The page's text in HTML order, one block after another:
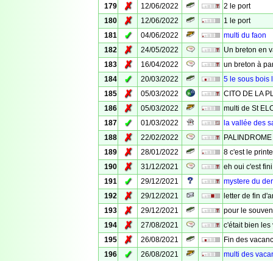
179
✗ 12/06/2022
2 le port
180
✗ 12/06/2022
1 le port
181
✓ 04/06/2022
multi du faon
182
✗ 24/05/2022
Un breton en
183
✗ 16/04/2022
un breton à
184
✓ 20/03/2022
5 le sous bois
185
✗ 05/03/2022
CITO DE LA
186
✗ 05/03/2022
multi de St
187
✓ 01/03/2022
la vallée des
188
✗ 22/02/2022
189
✗ 28/01/2022
8 c'est le
190
✗ 31/12/2021
eh oui c'est fini
191
✓ 29/12/2021
mystere du
192
✗ 29/12/2021
letter de fin
193
✗ 29/12/2021
pour le
194
✗ 27/08/2021
c'était bien les
195
✗ 26/08/2021
Fin des
196
✓ 26/08/2021
multi des